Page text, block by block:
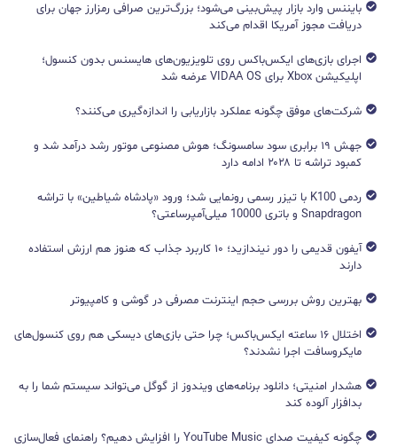
بایننس وارد بازار پیش‌بینی می‌شود؛ بزرگ‌ترین صرافی رمزارز جهان برای
دریافت مجوز آمریکا اقدام می‌کند
اجرای بازی‌های ایکس‌باکس روی تلویزیون‌های هایسنس بدون کنسول؛
اپلیکیشن Xbox برای VIDAA OS عرضه شد
شرکت‌های موفق چگونه عملکرد بازاریابی را اندازه‌گیری می‌کنند؟
جهش ۱۹ برابری سود سامسونگ؛ هوش مصنوعی موتور رشد درآمد شد و
کمبود تراشه تا ۲۰۲۸ ادامه دارد
ردمی K100 با تیزر رسمی رونمایی شد؛ ورود «پادشاه شیاطین» با تراشه
Snapdragon و باتری 10000 میلی‌آمپرساعتی؟
آیفون قدیمی را دور نیندازید؛ ۱۰ کاربرد جذاب که هنوز هم ارزش استفاده
دارند
بهترین روش بررسی حجم اینترنت مصرفی در گوشی و کامپیوتر
اختلال ۱۶ ساعته ایکس‌باکس؛ چرا حتی بازی‌های دیسکی هم روی کنسول‌های
مایکروسافت اجرا نشدند؟
هشدار امنیتی؛ دانلود برنامه‌های ویندوز از گوگل می‌تواند سیستم شما را به
بدافزار آلوده کند
چگونه کیفیت صدای YouTube Music را افزایش دهیم؟ راهنمای فعال‌سازی